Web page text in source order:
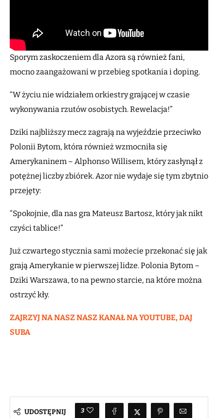
Sporym zaskoczeniem dla Azora są również fani,
mocno zaangażowani w przebieg spotkania i doping.
“W życiu nie widziałem orkiestry grającej w czasie
wykonywania rzutów osobistych. Rewelacja!”
Dziki najbliższy mecz zagrają na wyjeździe przeciwko
Polonii Bytom, która również wzmocniła się
Amerykaninem – Alphonso Willisem, który zasłynął z
potężnej liczby zbiórek. Azor nie wydaje się tym zbytnio
przejęty:
“Spokojnie, dla nas gra Mateusz Bartosz, który jak nikt
czyści tablice!”
Już czwartego stycznia sami możecie przekonać się jak
grają Amerykanie w pierwszej lidze. Polonia Bytom –
Dziki Warszawa, to na pewno starcie, na które można
ostrzyć kły.
ZAJRZYJ NA NASZ NASZ KANAŁ NA YOUTUBE, DAJ
SUBA
UDOSTĘPNIJ 3